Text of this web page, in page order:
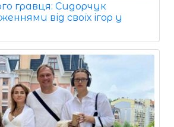
гравця: Сидорчук
від своїх ігор у